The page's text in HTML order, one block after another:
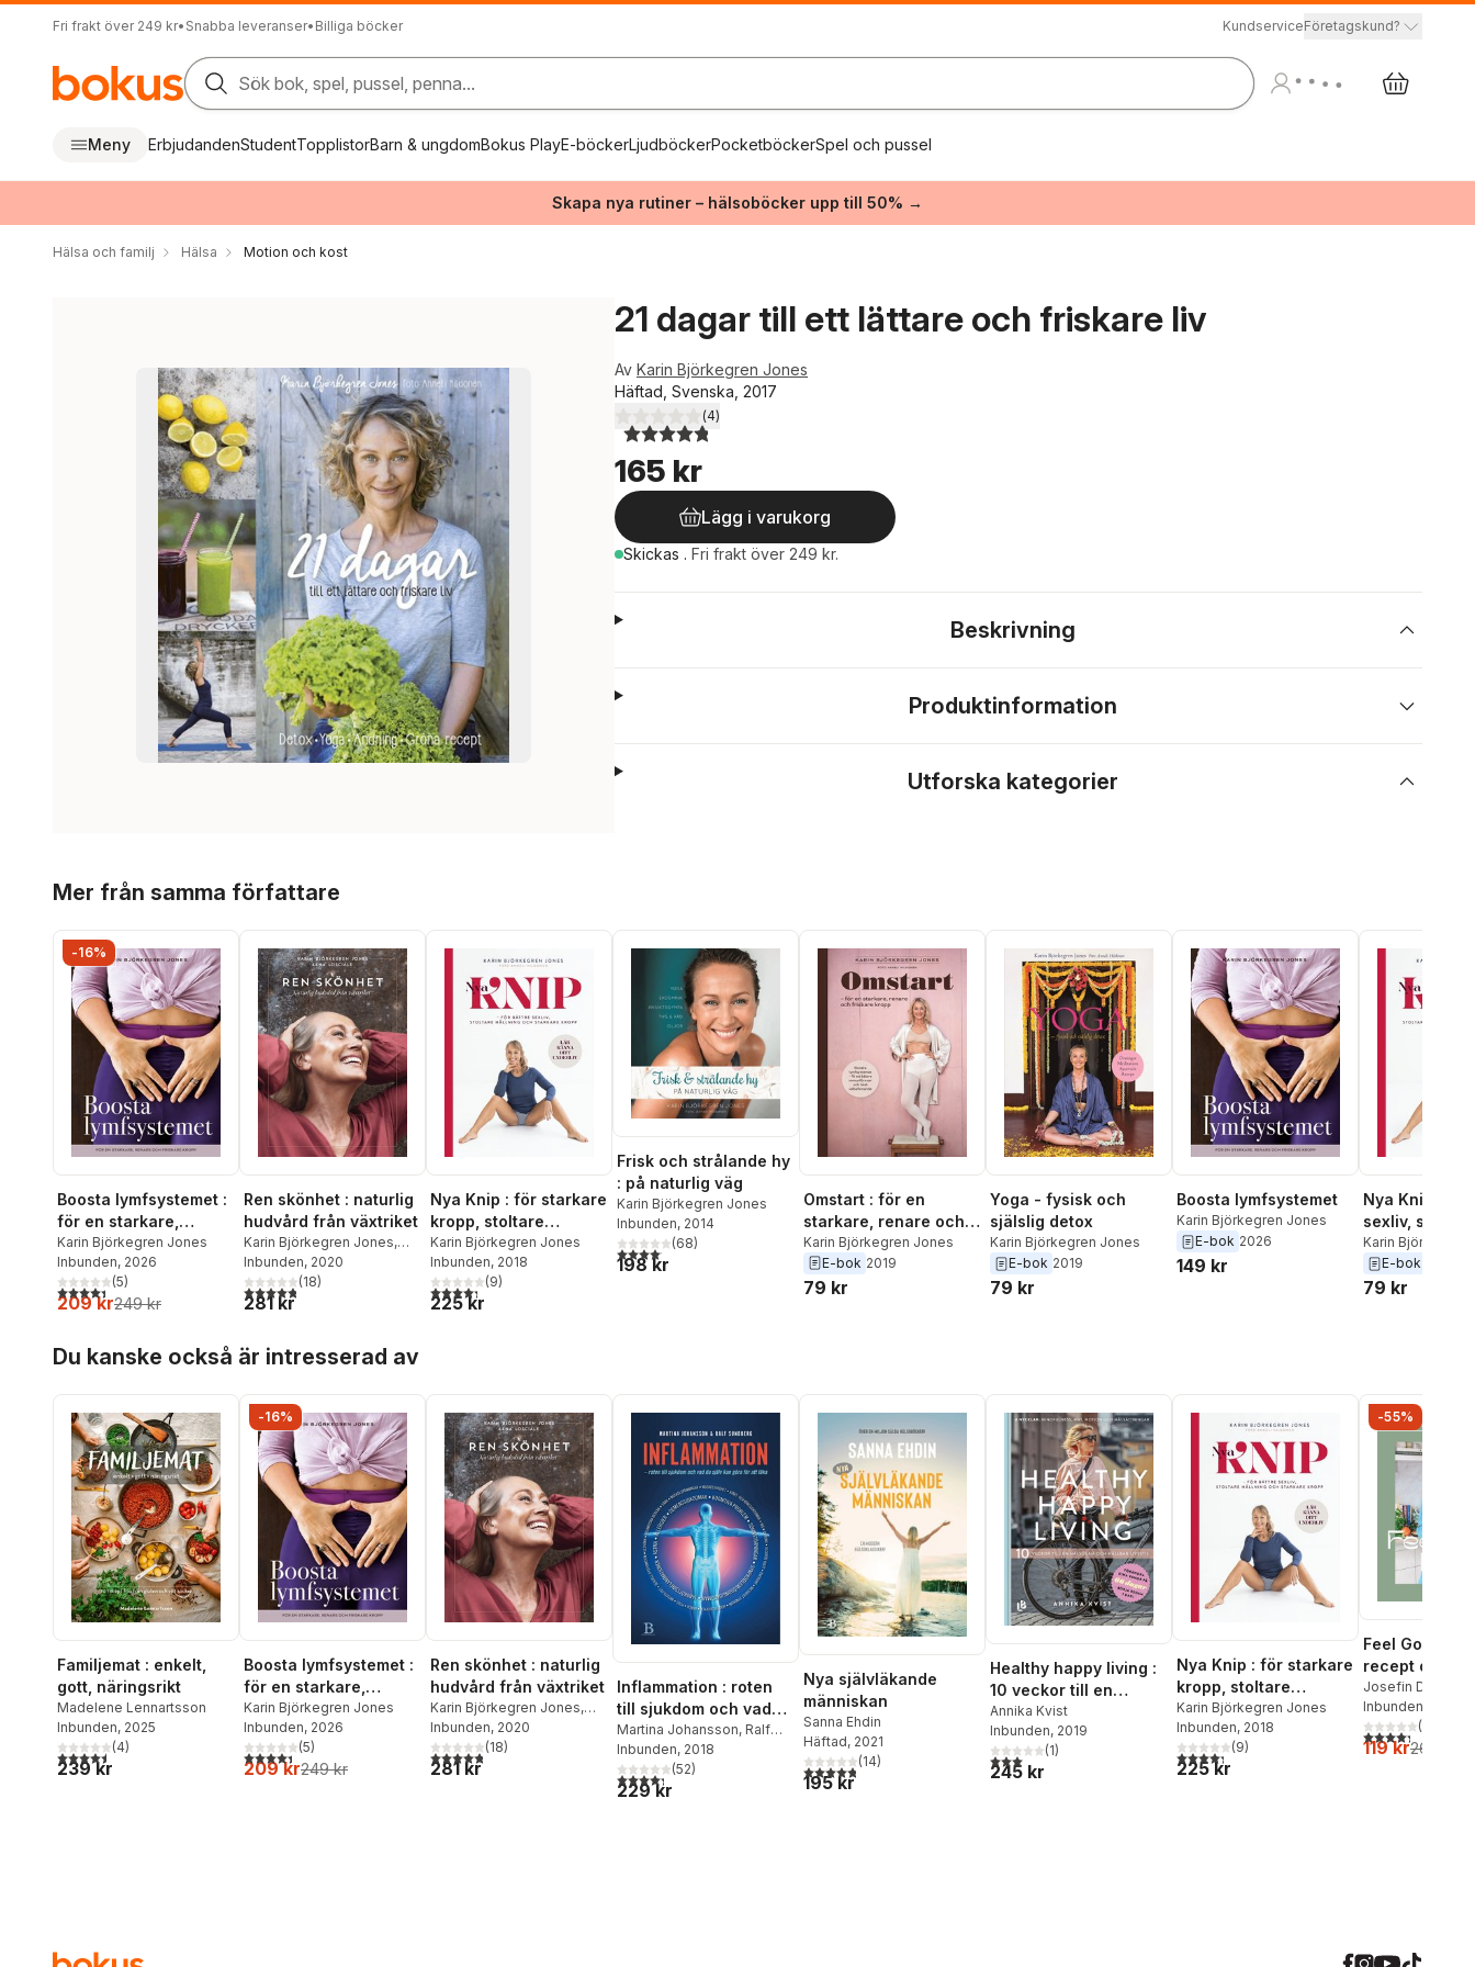
Fri frakt över 249 kr• Snabba leveranser• Billiga böcker KundserviceFöretagskund?
Sök bok, spel, pussel, penna...
Meny ErbjudandenStudentTopplistorBarn & ungdomBokus PlayE-böckerLjudböckerPocketböckerSpel och pussel
Skapa nya rutiner – hälsoböcker upp till 50% →
Hälsa och familj Hälsa Motion och kost
21 dagar till ett lättare och friskare liv
Av Karin Björkegren Jones
Häftad, Svenska, 2017
4,8utav 5 stjärnor. Totalt antal röster:
(4)
165 kr
Lägg i varukorg
Skickas . Fri frakt över 249 kr.
Beskrivning
Produktinformation
Utforska kategorier
Mer från samma författare
-16%
Boosta lymfsystemet :
för en starkare,
renare och friskare
kropp
Karin Björkegren Jones
Inbunden, 2026
4,4utav 5 stjärnor. Totalt antal röster:
(5)
209 kr249 kr
Ren skönhet : naturlig
hudvård från växtriket
Karin Björkegren Jones,
Lena Losciale
Inbunden, 2020
4,8utav 5 stjärnor. Totalt antal röster:
(18)
281 kr
Nya Knip : för starkare
kropp, stoltare
hållning, bättre sex
Karin Björkegren Jones
Inbunden, 2018
4,3utav 5 stjärnor. Totalt antal röster:
(9)
225 kr
Frisk och strålande hy
: på naturlig väg
Karin Björkegren Jones
Inbunden, 2014
4,1utav 5 stjärnor. Totalt antal röster:
(68)
198 kr
Omstart : för en
starkare, renare och
friskare kropp
Karin Björkegren Jones
E-bok 2019
79 kr
Yoga - fysisk och
själslig detox
Karin Björkegren Jones
E-bok 2019
79 kr
Boosta lymfsystemet
Karin Björkegren Jones
E-bok 2026
149 kr
Nya Knip : för
sexliv, stoltare
hållning och
kropp
Karin Björkegren
E-bok
79 kr
Du kanske också är intresserad av
Familjemat : enkelt,
gott, näringsrikt
Madelene Lennartsson
Inbunden, 2025
4,5utav 5 stjärnor. Totalt antal röster:
(4)
239 kr
-16%
Boosta lymfsystemet :
för en starkare,
renare och friskare
kropp
Karin Björkegren Jones
Inbunden, 2026
4,4utav 5 stjärnor. Totalt antal röster:
(5)
209 kr249 kr
Ren skönhet : naturlig
hudvård från växtriket
Karin Björkegren Jones,
Lena Losciale
Inbunden, 2020
4,8utav 5 stjärnor. Totalt antal röster:
(18)
281 kr
Inflammation : roten
till sjukdom och vad
du själv kan göra för
att läka
Martina Johansson, Ralf
Sundberg
Inbunden, 2018
4,3utav 5 stjärnor. Totalt antal röster:
(52)
229 kr
Nya självläkande
människan
Sanna Ehdin
Häftad, 2021
4,8utav 5 stjärnor. Totalt antal röster:
(14)
195 kr
Healthy happy living :
10 veckor till en
hållbar och hälsosam
livsstil
Annika Kvist
Inbunden, 2019
3,0utav 5 stjärnor. Totalt antal röster:
(1)
245 kr
Nya Knip : för starkare
kropp, stoltare
hållning, bättre sex
Karin Björkegren Jones
Inbunden, 2018
4,3utav 5 stjärnor. Totalt antal röster:
(9)
225 kr
-55%
Feel Good
recept och
för att må
och ut
Josefin Dahlberg
Inbunden
4,3utav 5(
119 kr265 kr